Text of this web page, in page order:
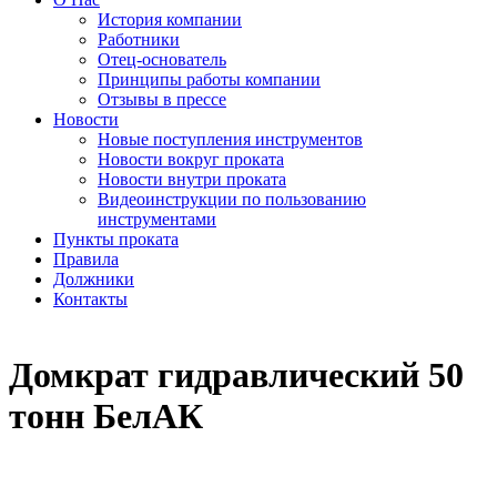
История компании
Работники
Отец-основатель
Принципы работы компании
Отзывы в прессе
Новости
Новые поступления инструментов
Новости вокруг проката
Новости внутри проката
Видеоинструкции по пользованию
инструментами
Пункты проката
Правила
Должники
Контакты
Домкрат гидравлический 50
тонн БелАК